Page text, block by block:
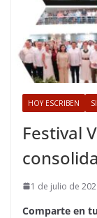
HOY ESCRIBEN
Festival
1 de julio de
Comparte en